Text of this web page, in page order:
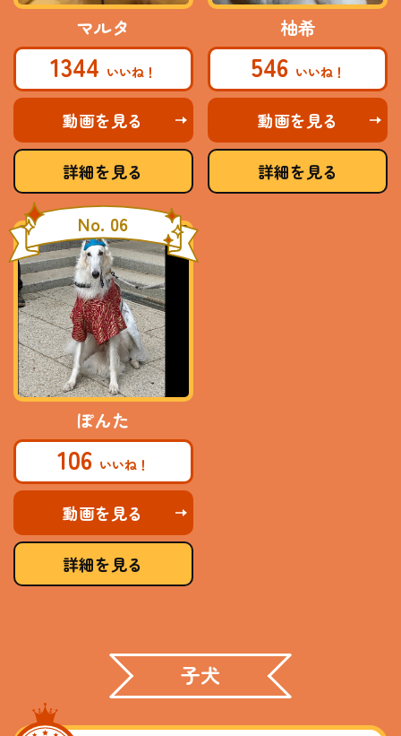
マルタ
1344
動画を見る
詳細を見る
柚希
546
動画を見る
詳細を見る
No. 06
ぽんた
106
動画を見る
詳細を見る
子犬